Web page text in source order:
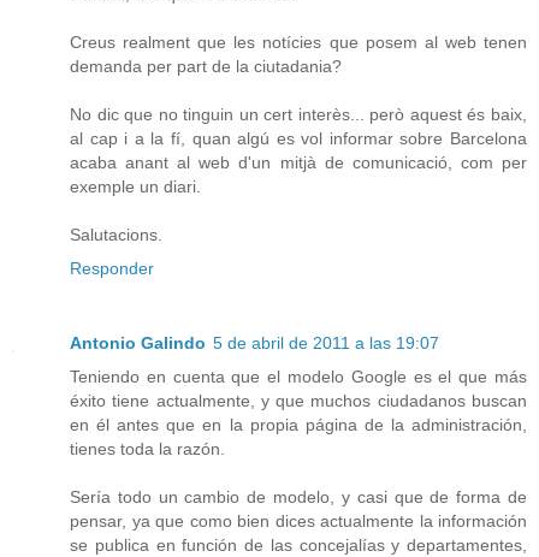
Creus realment que les notícies que posem al web tenen
demanda per part de la ciutadania?
No dic que no tinguin un cert interès... però aquest és baix,
al cap i a la fí, quan algú es vol informar sobre Barcelona
acaba anant al web d'un mitjà de comunicació, com per
exemple un diari.
Salutacions.
Responder
Antonio Galindo 5 de abril de 2011 a las 19:07
Teniendo en cuenta que el modelo Google es el que más
éxito tiene actualmente, y que muchos ciudadanos buscan
en él antes que en la propia página de la administración,
tienes toda la razón.
Sería todo un cambio de modelo, y casi que de forma de
pensar, ya que como bien dices actualmente la información
se publica en función de las concejalías y departamentes,